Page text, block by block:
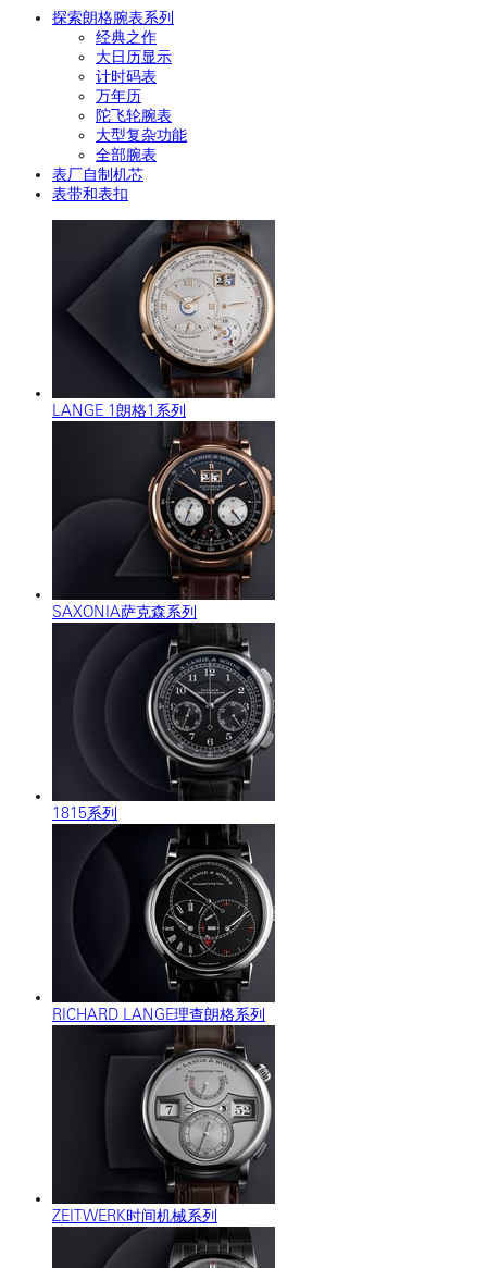
探索朗格腕表系列
经典之作
大日历显示
计时码表
万年历
陀飞轮腕表
大型复杂功能
全部腕表
表厂自制机芯
表带和表扣
LANGE 1朗格1系列
SAXONIA萨克森系列
1815系列
RICHARD LANGE理查朗格系列
ZEITWERK时间机械系列